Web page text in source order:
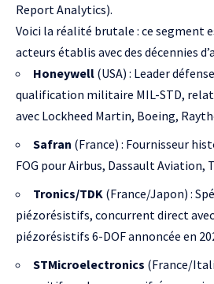
Report Analytics).
Voici la réalité brutale : ce segment
acteurs établis avec des décennies
Honeywell (USA) : Leader
qualification militaire MIL-STD,
avec Lockheed Martin, Boeing,
Safran (France) : Fournisseur
FOG pour Airbus, Dassault Aviation,
Tronics/TDK (France/Japon) :
piézorésistifs, concurrent direct
piézorésistifs 6-DOF annoncée en
STMicroelectronics (France/